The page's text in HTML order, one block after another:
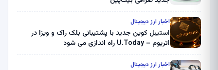
اخبار ارز دیجیتال
استیبل کوین جدید با پشتیبانی بلک راک و ویزا در
اتریوم – U.Today راه اندازی می شود
اخبار ارز دیجیتال